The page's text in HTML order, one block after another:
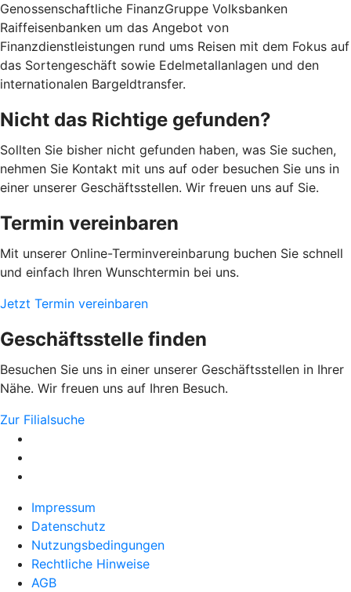
Genossenschaftliche FinanzGruppe Volksbanken
Raiffeisenbanken um das Angebot von
Finanzdienstleistungen rund ums Reisen mit dem Fokus auf
das Sortengeschäft sowie Edelmetallanlagen und den
internationalen Bargeldtransfer.
Nicht das Richtige gefunden?
Sollten Sie bisher nicht gefunden haben, was Sie suchen,
nehmen Sie Kontakt mit uns auf oder besuchen Sie uns in
einer unserer Geschäftsstellen. Wir freuen uns auf Sie.
Termin vereinbaren
Mit unserer Online-Terminvereinbarung buchen Sie schnell
und einfach Ihren Wunschtermin bei uns.
Jetzt Termin vereinbaren
Geschäftsstelle finden
Besuchen Sie uns in einer unserer Geschäftsstellen in Ihrer
Nähe. Wir freuen uns auf Ihren Besuch.
Zur Filialsuche
Impressum
Datenschutz
Nutzungsbedingungen
Rechtliche Hinweise
AGB